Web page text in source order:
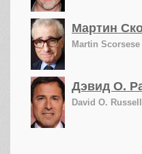
Мартин
Martin Scorsese
Дэвид О.
David O. Russell